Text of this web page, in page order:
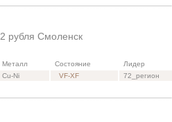
2 рубля Смоленск
Металл Состояние
Лидер
Cu-Ni VF-XF 72_регион